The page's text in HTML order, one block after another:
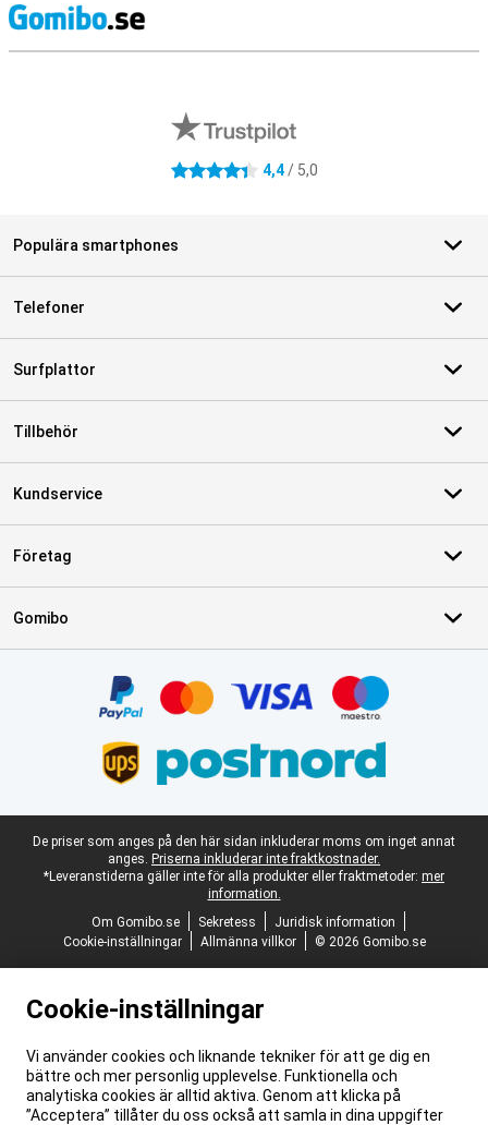
4.4 stjärnor 4,4/ 5,0
Populära smartphones
Telefoner
Surfplattor
Tillbehör
Kundservice
Företag
Gomibo
Juridisk fotnot
De priser som anges på den här sidan inkluderar moms om inget annat
anges. Priserna inkluderar inte fraktkostnader.
*Leveranstiderna gäller inte för alla produkter eller fraktmetoder: mer
information.
Om Gomibo.se
Sekretess
Juridisk information
Cookie-inställningar
Allmänna villkor © 2026 Gomibo.se
Cookie-inställningar
Vi använder cookies och liknande tekniker för att ge dig en
bättre och mer personlig upplevelse. Funktionella och
analytiska cookies är alltid aktiva. Genom att klicka på
”Acceptera” tillåter du oss också att samla in dina uppgifter